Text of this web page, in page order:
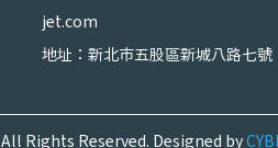
jet.com
地址：新北市五股區新城八路七號
All Rights Reserved. Designed by